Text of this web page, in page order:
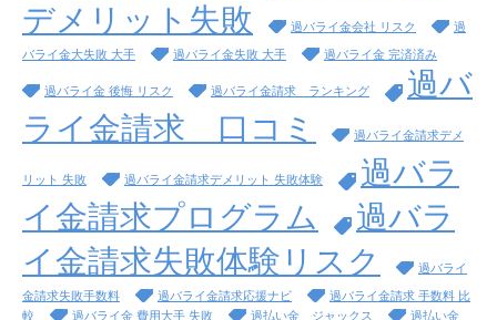
デメリット失敗
過バライ金会社 リスク 過
バライ金大失敗 大手 過バライ金失敗 大手 過バライ金 完済済み
過バライ金 後悔 リスク 過バライ金請求 ランキング
過バ
ライ金請求 口コミ
過バライ金請求デメ
リット 失敗 過バライ金請求デメリット 失敗体験
過バラ
イ金請求プログラム
過バラ
イ金請求失敗体験リスク
過バライ
金請求失敗手数料 過バライ金請求応援ナビ
過バライ金請求 手数料 比
較
過バライ金 費用大手 失敗 過払い金 ジャックス 過払い金